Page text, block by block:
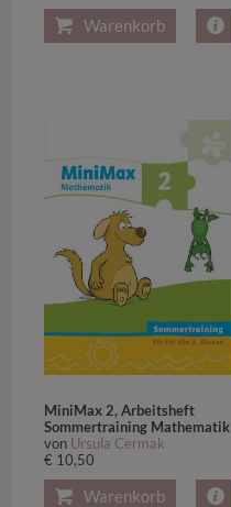
Warenkorb
MiniMax 2, Arbeitsheft
Sommertraining Mathematik
von Ursula Cermak
€ 10,50
Warenkorb